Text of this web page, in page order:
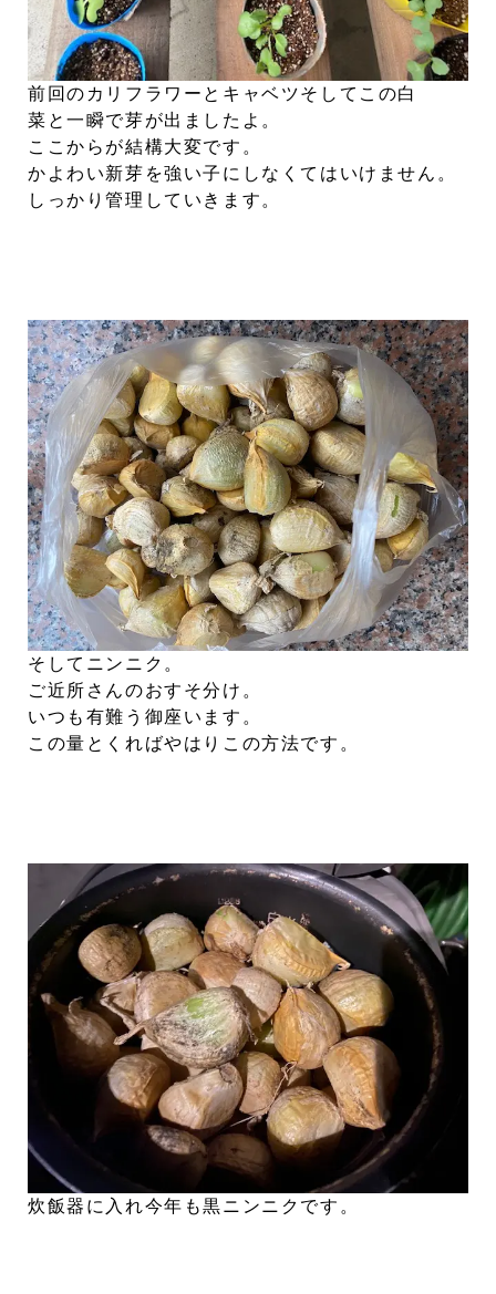
前回のカリフラワーとキャベツそしてこの白
菜と一瞬で芽が出ましたよ。
ここからが結構大変です。
かよわい新芽を強い子にしなくてはいけません。
しっかり管理していきます。
そしてニンニク。
ご近所さんのおすそ分け。
いつも有難う御座います。
この量とくればやはりこの方法です。
炊飯器に入れ今年も黒ニンニクです。